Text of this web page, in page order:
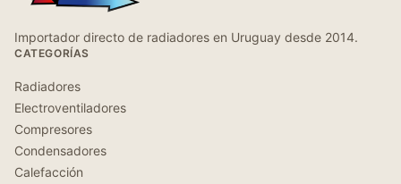
Importador directo de radiadores en Uruguay desde 2014.
CATEGORÍAS
Radiadores
Electroventiladores
Compresores
Condensadores
Calefacción